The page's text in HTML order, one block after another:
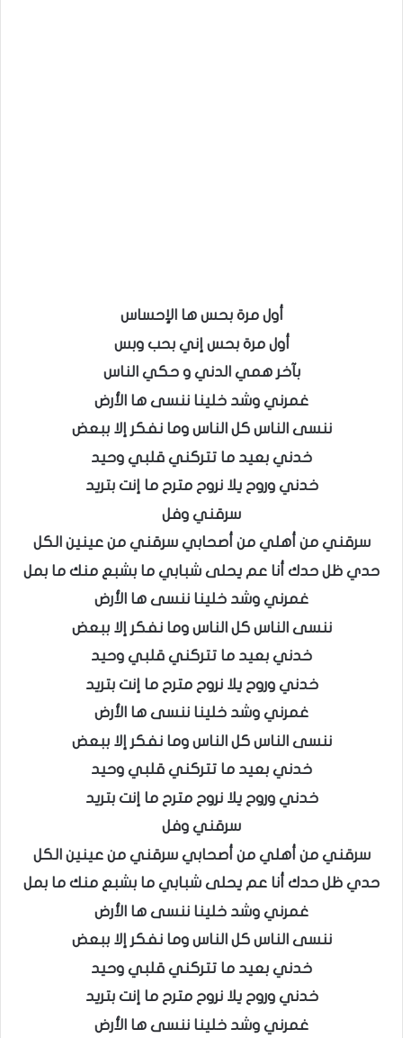
أول مرة بحس ها الإحساس
أول مرة بحس إني بحب وبس
بآخر همي الدني و حكي الناس
غمرني وشد خلينا ننسى ها الأرض
ننسى الناس كل الناس وما نفكر إلا ببعض
خدني بعيد ما تتركني قلبي وحيد
خدني وروح يلا نروح مترح ما إنت بتريد
سرقني وفل
سرقني من أهلي من أصحابي سرقني من عينين الكل
حدي ظل حدك أنا عم يحلى شبابي ما بشبع منك ما بمل
غمرني وشد خلينا ننسى ها الأرض
ننسى الناس كل الناس وما نفكر إلا ببعض
خدني بعيد ما تتركني قلبي وحيد
خدني وروح يلا نروح مترح ما إنت بتريد
غمرني وشد خلينا ننسى ها الأرض
ننسى الناس كل الناس وما نفكر إلا ببعض
خدني بعيد ما تتركني قلبي وحيد
خدني وروح يلا نروح مترح ما إنت بتريد
سرقني وفل
سرقني من أهلي من أصحابي سرقني من عينين الكل
حدي ظل حدك أنا عم يحلى شبابي ما بشبع منك ما بمل
غمرني وشد خلينا ننسى ها الأرض
ننسى الناس كل الناس وما نفكر إلا ببعض
خدني بعيد ما تتركني قلبي وحيد
خدني وروح يلا نروح مترح ما إنت بتريد
غمرني وشد خلينا ننسى ها الأرض